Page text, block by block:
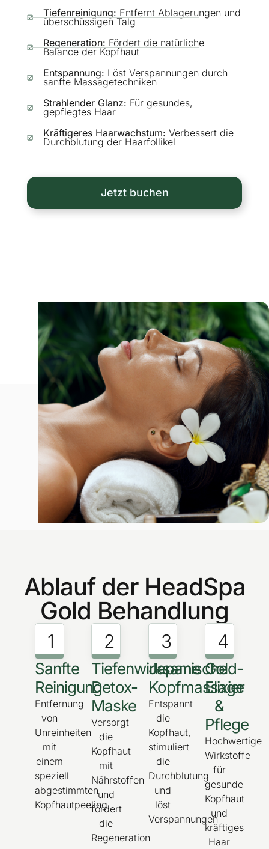
Tiefenreinigung: Entfernt Ablagerungen und
überschüssigen Talg
Regeneration: Fördert die natürliche
Balance der Kopfhaut
Entspannung: Löst Verspannungen durch
sanfte Massagetechniken
Strahlender Glanz: Für gesundes,
gepflegtes Haar
Kräftigeres Haarwachstum: Verbessert die
Durchblutung der Haarfollikel
Jetzt buchen
Ablauf der HeadSpa
Gold Behandlung
1
Sanfte
Reinigung
Entfernung
von
Unreinheiten
mit
einem
speziell
abgestimmten
Kopfhautpeeling
2
Tiefenwirksame
Detox-
Maske
Versorgt
die
Kopfhaut
mit
Nährstoffen
und
fördert
die
Regeneration
3
Japanische
Kopfmassage
Entspannt
die
Kopfhaut,
stimuliert
die
Durchblutung
und
löst
Verspannungen
4
Gold-
Elixier
&
Pflege
Hochwertige
Wirkstoffe
für
gesunde
Kopfhaut
und
kräftiges
Haar